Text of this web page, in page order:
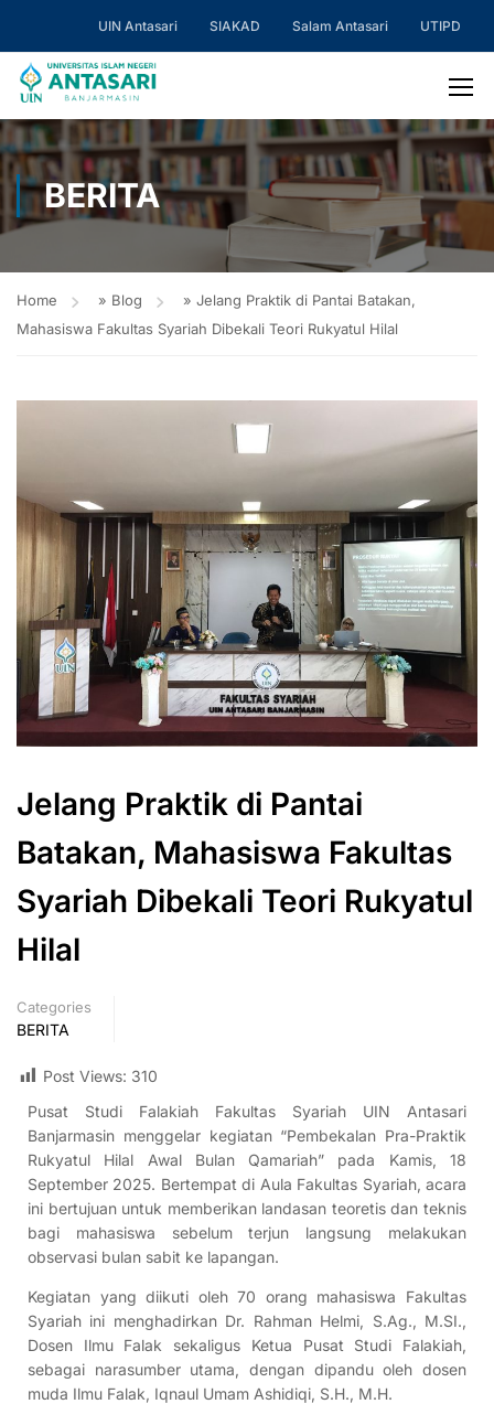
UIN Antasari SIAKAD Salam Antasari UTIPD
BERITA
Home » Blog » Jelang Praktik di Pantai Batakan,
Mahasiswa Fakultas Syariah Dibekali Teori Rukyatul Hilal
Jelang Praktik di Pantai
Batakan, Mahasiswa Fakultas
Syariah Dibekali Teori Rukyatul
Hilal
Categories
BERITA
Post Views: 310
Pusat Studi Falakiah Fakultas Syariah UIN Antasari
Banjarmasin menggelar kegiatan “Pembekalan Pra-Praktik
Rukyatul Hilal Awal Bulan Qamariah” pada Kamis, 18
September 2025. Bertempat di Aula Fakultas Syariah, acara
ini bertujuan untuk memberikan landasan teoretis dan teknis
bagi mahasiswa sebelum terjun langsung melakukan
observasi bulan sabit ke lapangan.
Kegiatan yang diikuti oleh 70 orang mahasiswa Fakultas
Syariah ini menghadirkan Dr. Rahman Helmi, S.Ag., M.SI.,
Dosen Ilmu Falak sekaligus Ketua Pusat Studi Falakiah,
sebagai narasumber utama, dengan dipandu oleh dosen
muda Ilmu Falak, Iqnaul Umam Ashidiqi, S.H., M.H.